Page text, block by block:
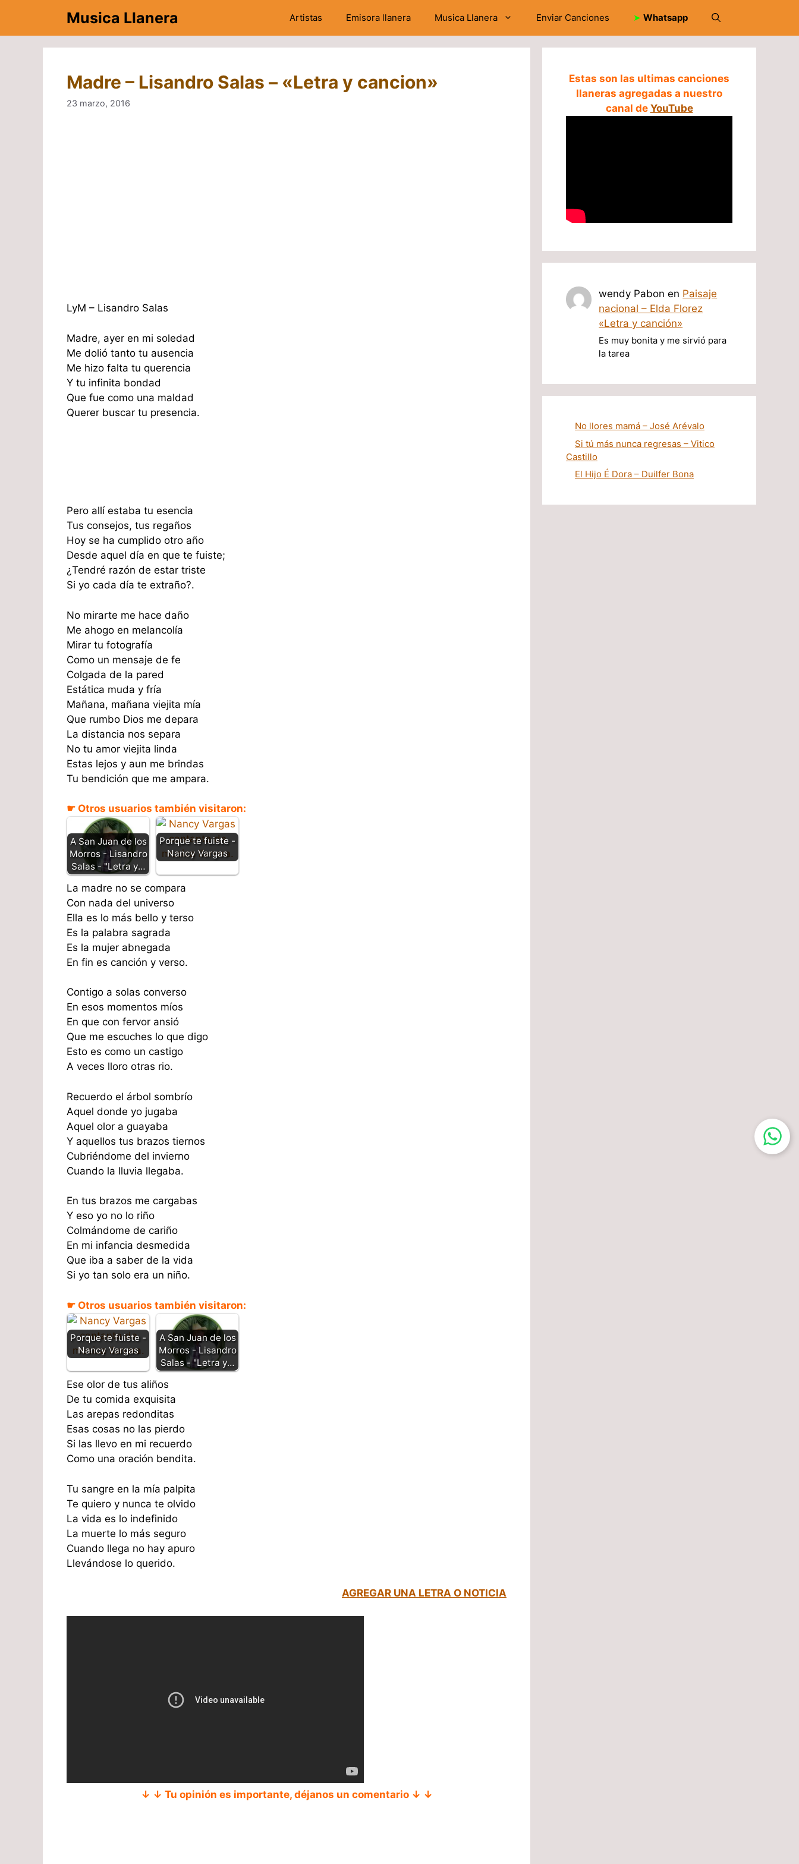
contenido
Musica Llanera Artistas Emisora llanera Musica Llanera Enviar Canciones ➤ Whatsapp
Madre – Lisandro Salas – «Letra y cancion»
23 marzo, 2016
LyM – Lisandro Salas
Madre, ayer en mi soledad
Me dolió tanto tu ausencia
Me hizo falta tu querencia
Y tu infinita bondad
Que fue como una maldad
Querer buscar tu presencia.
Pero allí estaba tu esencia
Tus consejos, tus regaños
Hoy se ha cumplido otro año
Desde aquel día en que te fuiste;
¿Tendré razón de estar triste
Si yo cada día te extraño?.
No mirarte me hace daño
Me ahogo en melancolía
Mirar tu fotografía
Como un mensaje de fe
Colgada de la pared
Estática muda y fría
Mañana, mañana viejita mía
Que rumbo Dios me depara
La distancia nos separa
No tu amor viejita linda
Estas lejos y aun me brindas
Tu bendición que me ampara.
☛ Otros usuarios también visitaron:
A San Juan de los
Morros - Lisandro
Salas - "Letra y…
Porque te fuiste -
Nancy Vargas
La madre no se compara
Con nada del universo
Ella es lo más bello y terso
Es la palabra sagrada
Es la mujer abnegada
En fin es canción y verso.
Contigo a solas converso
En esos momentos míos
En que con fervor ansió
Que me escuches lo que digo
Esto es como un castigo
A veces lloro otras rio.
Recuerdo el árbol sombrío
Aquel donde yo jugaba
Aquel olor a guayaba
Y aquellos tus brazos tiernos
Cubriéndome del invierno
Cuando la lluvia llegaba.
En tus brazos me cargabas
Y eso yo no lo riño
Colmándome de cariño
En mi infancia desmedida
Que iba a saber de la vida
Si yo tan solo era un niño.
☛ Otros usuarios también visitaron:
Porque te fuiste -
Nancy Vargas
A San Juan de los
Morros - Lisandro
Salas - "Letra y…
Ese olor de tus aliños
De tu comida exquisita
Las arepas redonditas
Esas cosas no las pierdo
Si las llevo en mi recuerdo
Como una oración bendita.
Tu sangre en la mía palpita
Te quiero y nunca te olvido
La vida es lo indefinido
La muerte lo más seguro
Cuando llega no hay apuro
Llevándose lo querido.
AGREGAR UNA LETRA O NOTICIA
↓ ↓ Tu opinión es importante, déjanos un comentario ↓ ↓
Estas son las ultimas canciones
llaneras agregadas a nuestro
canal de YouTube
wendy Pabon en Paisaje
nacional – Elda Florez
«Letra y canción»
Es muy bonita y me sirvió para
la tarea
No llores mamá – José Arévalo
Si tú más nunca regresas – Vitico
Castillo
El Hijo É Dora – Duilfer Bona